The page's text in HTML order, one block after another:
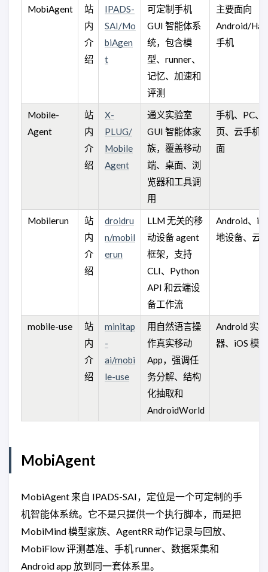
MobiAgent
站
内
介
绍
IPADS-
SAI/Mo
biAgen
t
可定制手机
GUI 智能体系
统，包含模
型、runner、
记忆、加速和
评测
主要面向
Android/
手机
Mobile-
Agent
站
内
介
绍
X-
PLUG/
Mobile
Agent
通义实验室
GUI 智能体家
族，覆盖移动
端、桌面、浏
览器和工具调
用
手机、PC、
页、云手机/
面
Mobilerun
站
内
介
绍
droidru
n/mobil
erun
LLM 无关的移
动设备 agent
框架，支持
CLI、Python
API 和云端设
备工作流
Android、
地设备、云
mobile-use
站
内
介
绍
minitap
-
ai/mobi
le-use
用自然语言操
作真实移动
App，强调任
务分解、结构
化抽取和
AndroidWorld
Android 实
器、iOS 模
MobiAgent
MobiAgent 来自 IPADS-SAI，定位是一个可定制的手
机智能体系统。它不是只提供一个执行脚本，而是把
MobiMind 模型家族、AgentRR 动作记录与回放、
MobiFlow 评测基准、手机 runner、数据采集和
Android app 放到同一套体系里。